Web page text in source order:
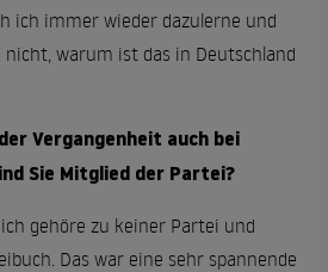
ich immer wieder dazulerne und
nicht, warum ist das in Deutschland
Vergangenheit auch bei
Sie Mitglied der Partei?
gehöre zu keiner Partei und
Das war eine sehr spannende